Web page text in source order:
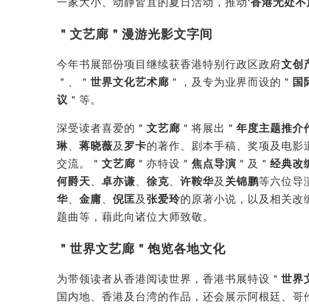
一家大小、动静皆宜的夏日活动，推动‘香港无处不
＂文艺廊＂漫游光影文字间
今年书展部份项目继续获香港特别行政区政府文创
＂、＂ 世界文化艺术廊 ＂，及专为业界而设的＂ 国
议 ＂等。
深受读者喜爱的＂ 文艺廊 ＂将展出＂ 年度主题推介
琳、 蒋晓薇及 罗卡的著作、剧本手稿、奖项及电
交流。＂ 文艺廊 ＂亦特设＂ 焦点导演 ＂及＂ 经典改
何爵天、 卓亦谦、 徐克、 许鞍华及 关锦鹏等六位导
华、 金庸、 倪匡及 张爱玲的原著小说，以及相关改
题曲等，藉此向诸位大师致敬。
＂世界文艺廊＂饱览各地文化
为带领读者从香港阅读世界，香港书展特设＂ 世界
国内地、香港及台湾的作品，还会展示阿根廷、